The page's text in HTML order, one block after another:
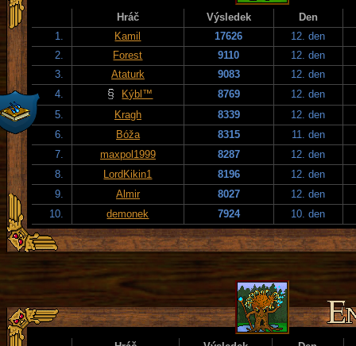
Hráč Výsledek
Den
1.
Kamil 17626
12. den
2.
Forest 9110
12. den
3.
Ataturk 9083
12. den
4.
Kýbl™ 8769
12. den
5.
Kragh 8339
12. den
6.
Bóža 8315
11. den
7.
maxpol1999 8287
12. den
8.
LordKikin1 8196
12. den
9.
Almir 8027
12. den
10.
demonek 7924 10. den